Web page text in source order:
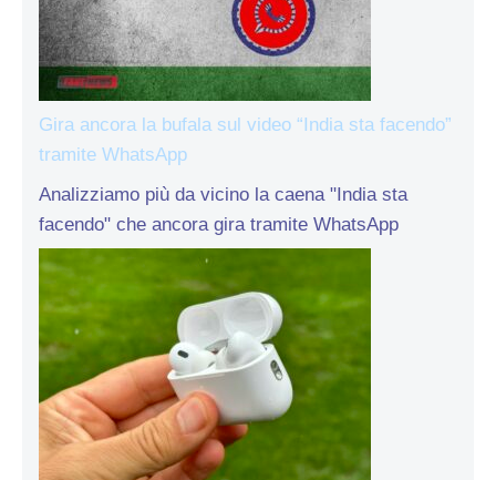
Gira ancora la bufala sul video “India sta facendo”
tramite WhatsApp
Analizziamo più da vicino la caena "India sta
facendo" che ancora gira tramite WhatsApp